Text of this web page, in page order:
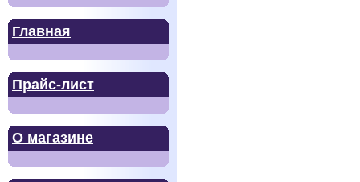
Главная
Прайс-лист
О магазине